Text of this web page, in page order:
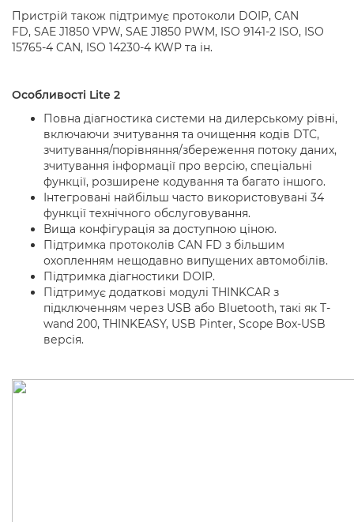
Пристрій також підтримує протоколи DOIP, CAN
FD, SAE J1850 VPW, SAE J1850 PWM, ISO 9141-2 ISO, ISO
15765-4 CAN, ISO 14230-4 KWP та ін.
Особливості Lite 2
Повна діагностика системи на дилерському рівні,
включаючи зчитування та очищення кодів DTC,
зчитування/порівняння/збереження потоку даних,
зчитування інформації про версію, спеціальні
функції, розширене кодування та багато іншого.
Інтегровані найбільш часто використовувані 34
функції технічного обслуговування.
Вища конфігурація за доступною ціною.
Підтримка протоколів CAN FD з більшим
охопленням нещодавно випущених автомобілів.
Підтримка діагностики DOIP.
Підтримує додаткові модулі THINKCAR з
підключенням через USB або Bluetooth, такі як T-
wand 200, THINKEASY, USB Pinter, Scope Box-USB
версія.